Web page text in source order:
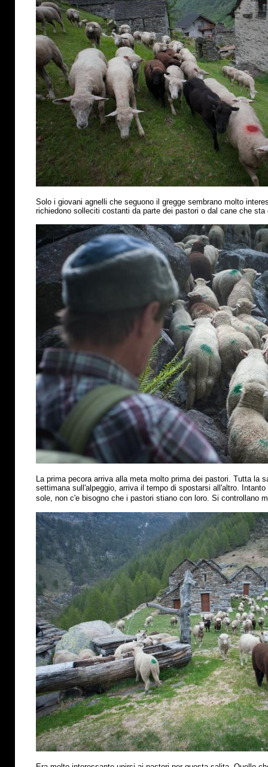
Solo i giovani agnelli che seguono il gregge sembrano molto
richiedono solleciti costanti da parte dei pastori o dal cane che sta
La prima pecora arriva alla meta molto prima dei pastori. Tutta la
settimana sull'alpeggio, arriva il tempo di spostarsi all'altro.
sole, non c'e bisogno che i pastori stiano con loro. Si controllano